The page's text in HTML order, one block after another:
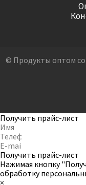
© Продукты оптом
Получить прайс-лист
Получить прайс-лист
Нажимая кнопку
обработку
×